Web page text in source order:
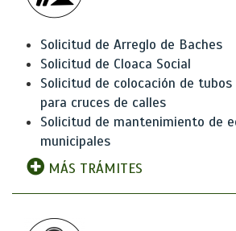
Solicitud de Arreglo de Baches
Solicitud de Cloaca Social
Solicitud de colocación de tubos
para cruces de calles
Solicitud de mantenimiento de
municipales
MÁS TRÁMITES